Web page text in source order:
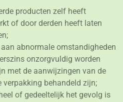
producten zelf heeft
of door derden heeft laten
abnormale omstandigheden
onzorgvuldig worden
met de aanwijzingen van de
behandeld zijn;
of gedeeltelijk het gevolg is